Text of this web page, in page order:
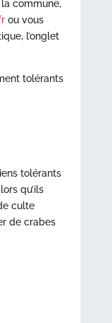
commune,
ou vous
l’onglet
tolérants
tolérants
qu’ils
culte
de crabes